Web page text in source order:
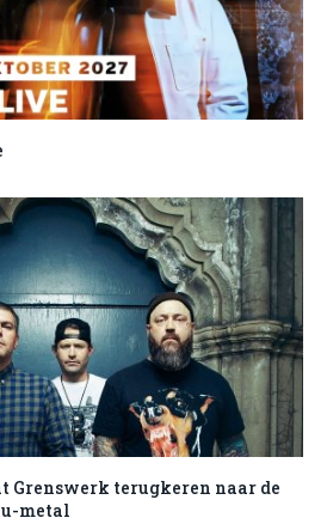
Grenswerk terugkeren naar de
metal